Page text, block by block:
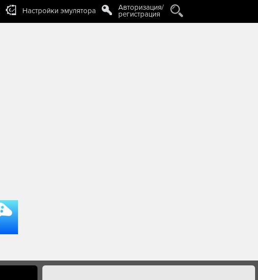
Настройки эмулятора Авторизация/
регистрация